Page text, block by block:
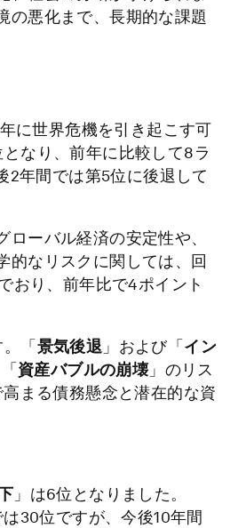
の悪化まで、長期的な課題
に世界危機を引き起こす可
なり、前年に比較して8ラ
2年間では第5位に後退して
ーバル経済の安定性や、
的なリスクに関しては、回
おり、前年比で4ポイント
「 景気後退 」および「 イン
資産バブルの崩壊」のリス
まる債務懸念と潜在的な資
」は6位となりました。
30位ですが、今後10年間